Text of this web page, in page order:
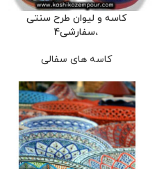
کاسه و لیوان طرح سنتی
،سفارشی4
کاسه های سفالی